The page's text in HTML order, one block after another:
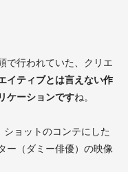
で行われていた、クリエ
イティブとは言えない作
ケーションですね。
ショットのコンテにした
ー（ダミー俳優）の映像